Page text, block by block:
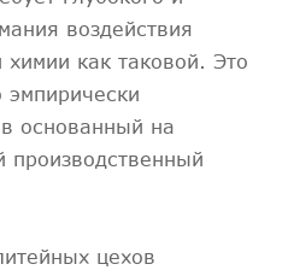
воздействия
как таковой. Это
эмпирически
основанный на
цехов